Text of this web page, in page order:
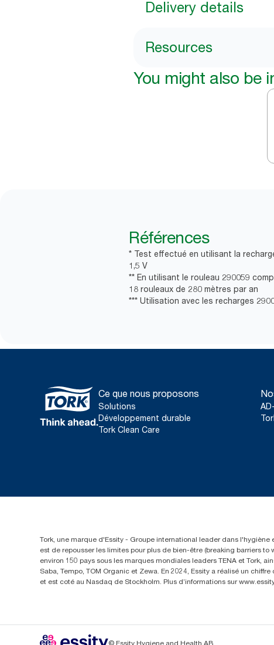
Delivery details
Resources
You might also be
Références
* Test effectué en utilisant la
1,5 V
** En utilisant le rouleau 290059
18 rouleaux de 280 mètres par an
*** Utilisation avec les recharges
Ce que nous proposons
Solutions
Développement durable
Tork Clean Care
Tork, une marque d'Essity - Groupe international leader dans
est de repousser les limites pour plus de bien-être (breaking barriers
environ 150 pays sous les marques mondiales leaders TENA et Tork,
Saba, Tempo, TOM Organic et Zewa. En 2024, Essity a réalisé un
et est coté au Nasdaq de Stockholm. Plus d’informations sur
© Essity Hygiene and Health AB